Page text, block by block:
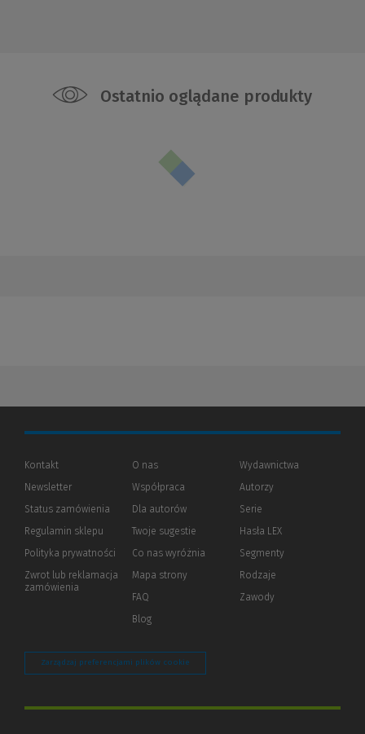
Ostatnio oglądane produkty
Kontakt
Newsletter
Status zamówienia
Regulamin sklepu
Polityka prywatności (Nowe
(Link
innej
Zwrot lub reklamacja
zamówienia
O nas
Współpraca
Dla autorów(Nowe
(Link
innej
Twoje sugestie
Co nas wyróżnia
Mapa strony
FAQ
Blog
Wydawnictwa
Autorzy
Serie
Hasła LEX
Segmenty
Rodzaje
Zawody
Zarządzaj preferencjami plików cookie